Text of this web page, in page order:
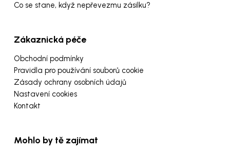
Co se stane, když nepřevezmu zásilku?
Zákaznická péče
Obchodní podmínky
Pravidla pro používání souborů cookie
Zásady ochrany osobních údajů
Nastavení cookies
Kontakt
Mohlo by tě zajímat